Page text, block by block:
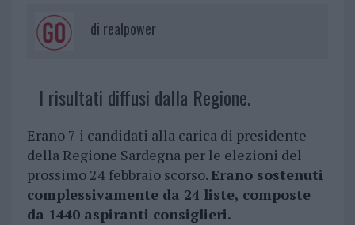
di realpower
I risultati diffusi dalla Regione.
Erano 7 i candidati alla carica di presidente
della Regione Sardegna per le elezioni del
prossimo 24 febbraio scorso.Erano sostenuti
complessivamente da 24 liste, composte
da 1440 aspiranti consiglieri.